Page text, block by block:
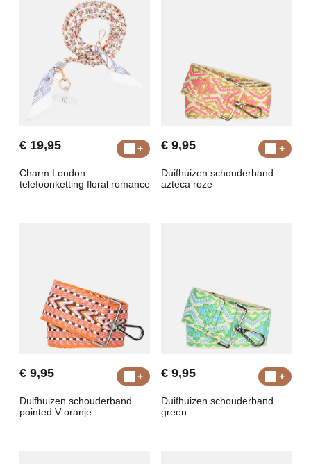
€ 19,95
Charm London
telefoonketting floral romance
€ 9,95
Duifhuizen schouderband
azteca roze
€ 9,95
Duifhuizen schouderband
pointed V oranje
€ 9,95
Duifhuizen schouderband
green